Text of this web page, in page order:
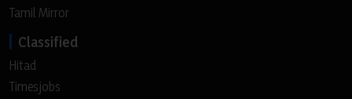
Tamil Mirror
Classified
Hitad
Timesjobs